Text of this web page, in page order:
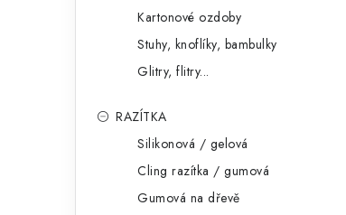
Kartonové ozdoby
Stuhy, knoflíky, bambulky
Glitry, flitry...
RAZÍTKA
Silikonová / gelová
Cling razítka / gumová
Gumová na dřevě